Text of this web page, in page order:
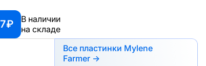
₽
В наличии
на складе
Все пластинки Mylene
Farmer →